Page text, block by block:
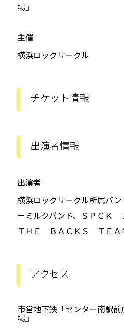
場』
主催
横浜ロックサークル
チケット情報
出演者情報
出演者
横浜ロックサークル所属バ
ーミルクバンド、ＳＰＣＫ
ＴＨＥ ＢＡＣＫＳ ＴＥＡ
アクセス
市営地下鉄「センター南駅
場』